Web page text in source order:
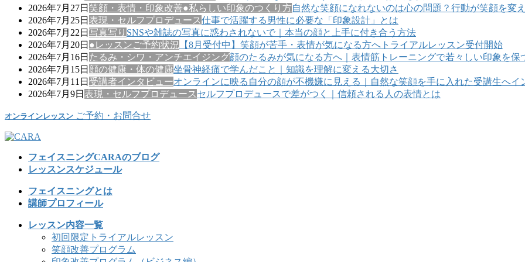
2026年7月27日 笑顔・表情・印象改善●私らしい印象のつくり方自然な笑顔になれないのは心の問題？行動が笑顔を変
2026年7月25日 表現・セルフプロデュース仕事で活躍する男性に必要な「印象設計」とは
2026年7月22日 写真写り SNSや雑誌の写真に惑わされないで｜本当の顔と上手に付き合う方法
2026年7月20日 ●レッスンご予約状況
【8月受付中】笑顔が苦手・表情が気になる方へトライアルレッスン受付開始
2026年7月16日 たるみ・シワ・アンチエイジング顔のたるみが気になる方へ｜表情筋トレーニングで若々しい印象を保
2026年7月15日 顔の健康・体の健康坐骨神経痛で学んだこと｜知識を理解に変える大切さ
2026年7月11日 受講者インタビューオンラインに映る自分の顔が不機嫌に見える｜自然な笑顔を手に入れた受講生へイ
2026年7月9日 表現・セルフプロデュース セルフプロデュースで差がつく｜信頼される人の表情とは
オンラインレッスン ご予約・お問合せ
フェイスニングCARAのブログ
レッスンスケジュール
フェイスニングとは
講師プロフィール
レッスン内容一覧
初回限定トライアルレッスン
笑顔改善プログラム